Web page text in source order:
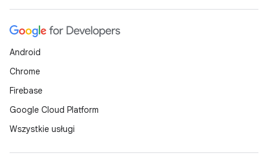
Android
Chrome
Firebase
Google Cloud Platform
Wszystkie usługi